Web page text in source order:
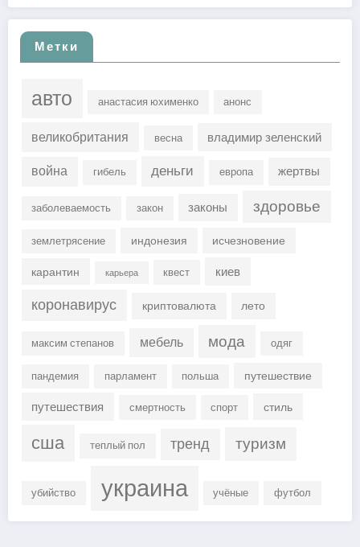
Метки
авто анастасия юхименко анонс
великобритания весна владимир зеленский
война гибель деньги европа жертвы
заболеваемость закон законы здоровье
землетрясение индонезия
исчезновение
карантин
карьера квест киев
коронавирус криптовалюта лето
максим степанов мебель мода одяг
пандемия парламент польша путешествие
путешествия смертность спорт стиль
сша теплый пол тренд туризм
убийство украина учёные футбол